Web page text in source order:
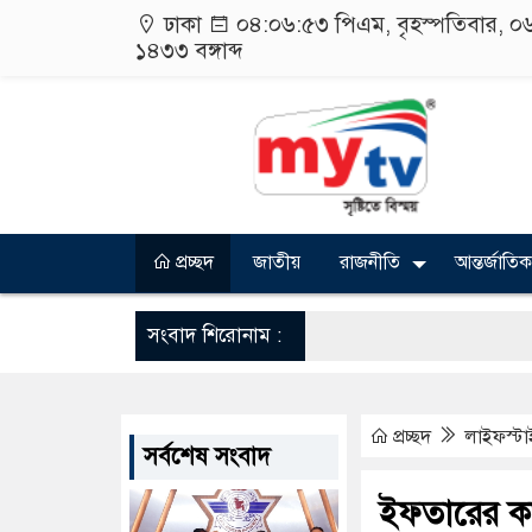
ঢাকা ০৪:০৬:৫৪ পিএম, বৃহস্পতিবার,
১৪৩৩ বঙ্গাব্দ
প্রচ্ছদ জাতীয় রাজনীতি আন্তর্জাতিক
সংবাদ শিরোনাম :
প্রচ্ছদ
ইফতারের
সর্বশেষ সংবাদ